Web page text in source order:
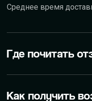
Среднее время
Где почитать
Как получить